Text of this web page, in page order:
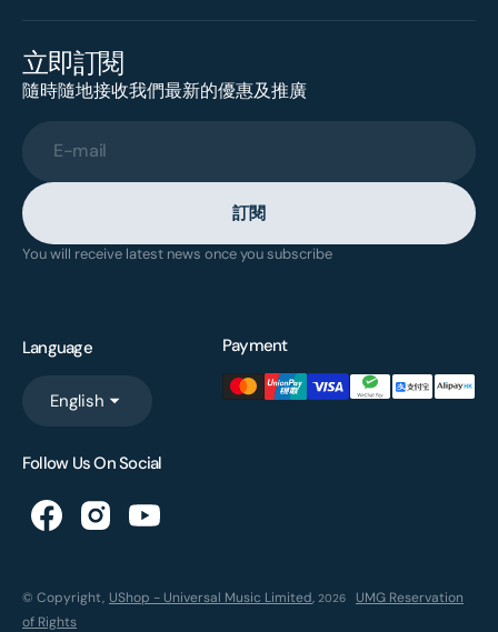
立即訂閱
隨時隨地接收我們最新的優惠及推廣
E-mail
訂閱
You will receive latest news once you subscribe
Language
English
Payment
Follow Us On Social
© Copyright, UShop - Universal Music Limited, 2026
UMG Reservation
of Rights